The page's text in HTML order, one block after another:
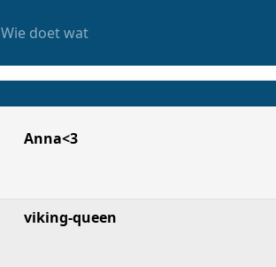
Wie doet wat
Anna<3
viking-queen